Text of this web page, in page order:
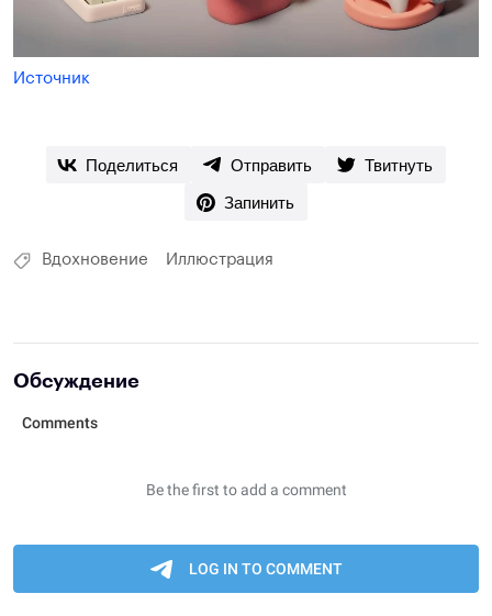
Источник
Поделиться Отправить
Твитнуть
Запинить
Вдохновение Иллюстрация
Обсуждение